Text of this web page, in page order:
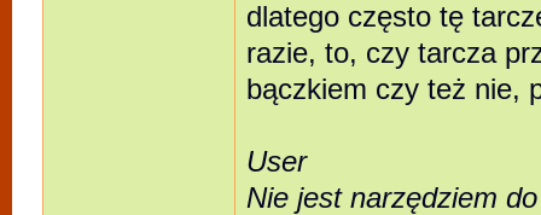
dlatego często tę
razie, to, czy tarcza
bączkiem czy też nie,
User
Nie jest narzędziem